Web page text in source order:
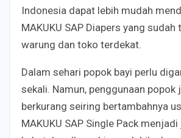
Indonesia dapat lebih mudah
MAKUKU SAP Diapers yang sudah
warung dan toko terdekat.
Dalam sehari popok bayi perlu
sekali. Namun, penggunaan popok
berkurang seiring bertambahnya
MAKUKU SAP Single Pack